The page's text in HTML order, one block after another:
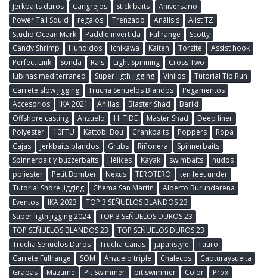
Jerkbaits duros
Cangrejos Stick baits
Aniversario
Power Tail Squid
regalos Trenzado Análisis
Ajist TZ
Studio Ocean Mark
Paddle invertida Fullrange
Scotty
Candy Shrimp
Hundidos Ichikawa Kaiten Torzite
Assist hook
Perfect Link
Sonda Rais Light Spinning
Cross Two
lubinas mediterraneo
Super ligth jigging Vinilos
Tutorial Tip Run
Carrete slow jigging
Trucha Señuelos Blandos
Pegamentos
Accesorios
IKA 2021 Anillas Blaster Shad
Bariki
Offshore casting
Anzuelo Hi TIDE Master Shad
Deep liner
Polyester
10FTU Kattobi Bou Crankbaits Poppers
Ropa
Cajas
Jerkbaits blandos Grubs Riñonera
Spinnerbaits
Spinnerbait y buzzerbaits
Hèlices Kayak swimbaits
nudos
poliester
Petit Bomber Nexus TEROTERO
ten feet under
Tutorial Shore Jigging
Chema San Martin
Alberto Burundarena
Eventos
IKA 2023
TOP 3 SEÑUELOS BLANDOS 23
Super ligth jigging 2024
TOP 3 SEÑUELOS DUROS 23
TOP SEÑUELOS BLANDOS 23
TOP SEÑUELOS DUROS 23
Trucha Señuelos Duros
Trucha Cañas japanstyle
Tauro
Carrete Fullrange
SOM Anzuelo triple Chalecos
Capturaysuelta
Grapas
Mazume Pit Swimmer pit swimmer Color
Prox